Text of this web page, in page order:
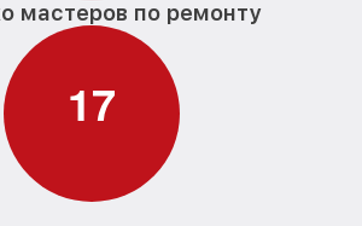
мастеров по ремонту
17